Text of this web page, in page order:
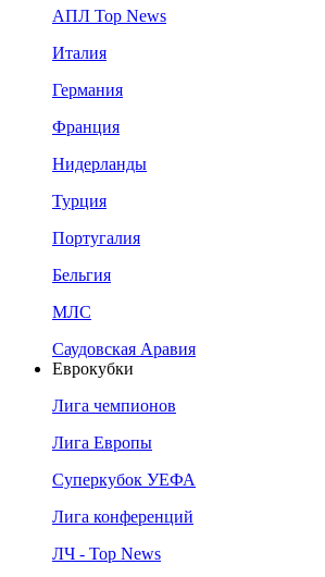
АПЛ Top News
Италия
Германия
Франция
Нидерланды
Турция
Португалия
Бельгия
МЛС
Саудовская Аравия
Еврокубки
Лига чемпионов
Лига Европы
Суперкубок УЕФА
Лига конференций
ЛЧ - Top News